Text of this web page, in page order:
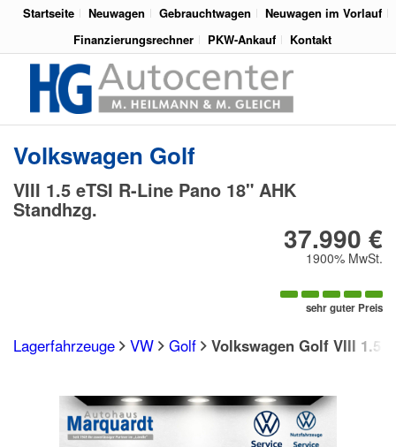
Startseite Neuwagen Gebrauchtwagen
Neuwagen im Vorlauf
Finanzierungsrechner
PKW-Ankauf Kontakt
Volkswagen Golf
VIII 1.5 eTSI R-Line Pano 18" AHK
Standhzg.
37.990 €
1900% MwSt.
sehr guter Preis
Lagerfahrzeuge VW Golf Volkswagen Golf VIII 1.5